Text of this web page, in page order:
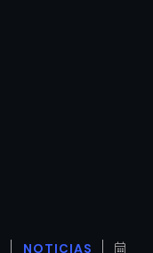
NOTICIAS